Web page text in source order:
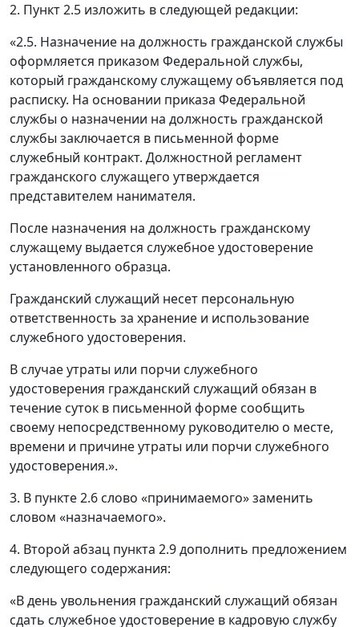
2. Пункт 2.5 изложить в следующей редакции:
«2.5. Назначение на должность гражданской службы
оформляется приказом Федеральной службы,
который гражданскому служащему объявляется под
расписку. На основании приказа Федеральной
службы о назначении на должность гражданской
службы заключается в письменной форме
служебный контракт. Должностной регламент
гражданского служащего утверждается
представителем нанимателя.
После назначения на должность гражданскому
служащему выдается служебное удостоверение
установленного образца.
Гражданский служащий несет персональную
ответственность за хранение и использование
служебного удостоверения.
В случае утраты или порчи служебного
удостоверения гражданский служащий обязан в
течение суток в письменной форме сообщить
своему непосредственному руководителю о месте,
времени и причине утраты или порчи служебного
удостоверения.».
3. В пункте 2.6 слово «принимаемого» заменить
словом «назначаемого».
4. Второй абзац пункта 2.9 дополнить предложением
следующего содержания:
«В день увольнения гражданский служащий обязан
сдать служебное удостоверение в кадровую службу